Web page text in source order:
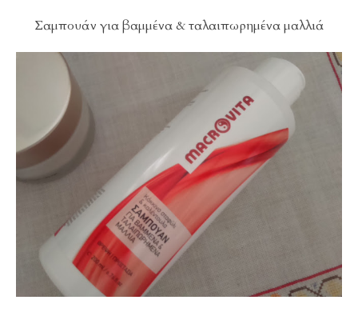
Σαμπουάν για βαμμένα & ταλαιπωρημένα μαλλιά